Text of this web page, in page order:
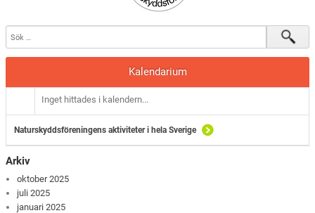
Kalendarium
Inget hittades i kalendern...
Naturskyddsföreningens aktiviteter i hela Sverige
Arkiv
oktober 2025
juli 2025
januari 2025